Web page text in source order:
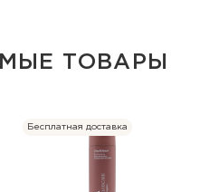
ТОВАРЫ
Бесплатная доставка